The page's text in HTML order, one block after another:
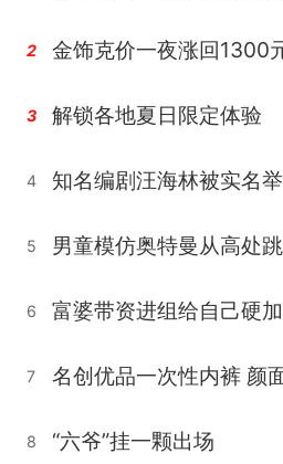
2 金饰克价一夜涨回1300
3 解锁各地夏日限定体验
4
5
6
7 名创优品一次性内裤 颜
8 “六爷”挂一颗出场